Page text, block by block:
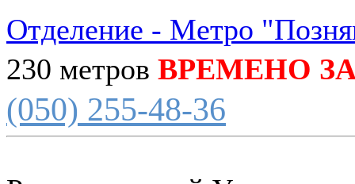
Отделение - Метро
230 метров ВРЕМЕНО
(050) 255-48-36